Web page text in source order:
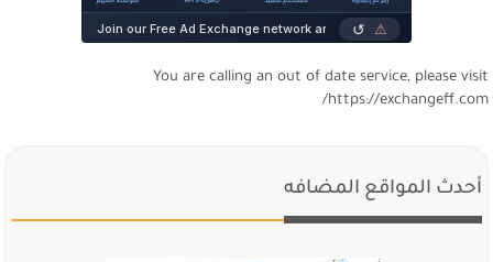
You are calling an out of date service, please visit
https://exchangeff.com/
أحدث المواقع المضافه